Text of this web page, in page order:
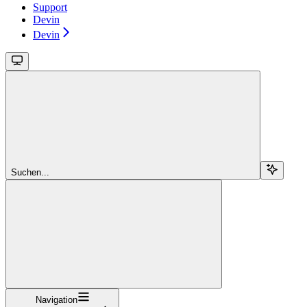
Support
Devin
Devin
Suchen...
Navigation